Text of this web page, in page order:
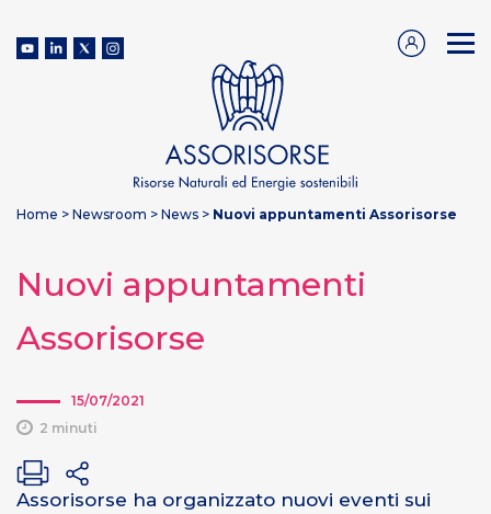
Home > Newsroom > News > Nuovi appuntamenti Assorisorse
Nuovi appuntamenti
Assorisorse
15/07/2021
2 minuti
Assorisorse ha organizzato nuovi eventi sui